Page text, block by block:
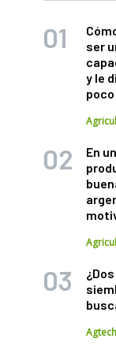
ser
y le
En
Agtech